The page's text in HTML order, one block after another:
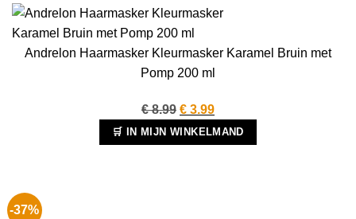
Andrelon Haarmasker Kleurmasker Karamel Bruin met
Pomp 200 ml
€8.99 Oorspronkelijke
prijs
was:
€ 3.99Huidige
prijs
is:
🛒 IN MIJN WINKELMAND
-37%